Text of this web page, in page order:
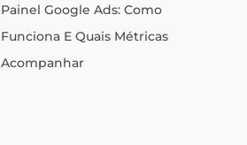
Painel Google Ads: Como
Funciona E Quais Métricas
Acompanhar